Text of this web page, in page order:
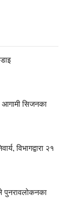
सिजनका
विभागद्वारा २१
पुनरावलोकनका